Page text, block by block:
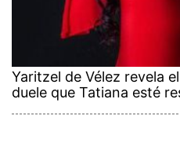
Yaritzel de Vélez revela
duele que Tatiana esté